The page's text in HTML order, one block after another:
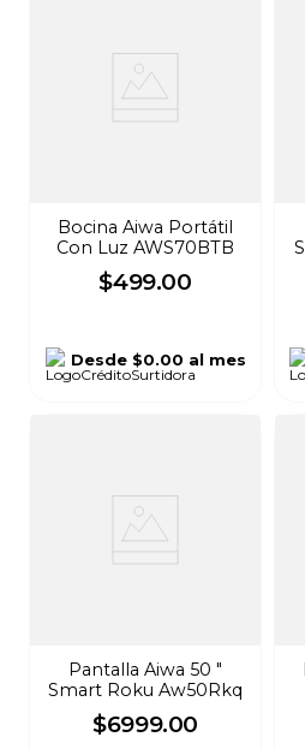
Bocina Aiwa Portátil
Con Luz AWS70BTB
$499.00
Desde$0.00 al mes
Pantalla Aiwa 50 "
Smart Roku Aw50Rkq
$6999.00